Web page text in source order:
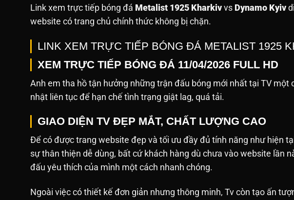
Link xem trực tiếp bóng đá Metalist 1925 Kharkiv vs Dynamo Kyiv
website có trang chủ chính thức không bị chặn.
LINK XEM TRỰC TIẾP BÓNG ĐÁ METALIST 1925
XEM TRỰC TIẾP BÓNG ĐÁ 11/04/2026 FULL HD
Anh em tha hồ tận hưởng những trận đấu bóng mới nhất tại TV
nhật liên tục để hạn chế tình trạng giật lag, quá tải.
GIAO DIỆN TV ĐẸP MẮT, CHẤT LƯỢNG CAO
Để có được trang website đẹp và tối ưu đầy đủ tính năng như hiện
sự thân thiện dễ dùng, bất cứ khách hàng dù chưa vào website lần
đấu yêu thích của mình một cách nhanh chóng.
Ngoài việc có thiết kế đơn giản nhưng thông minh, Tv còn tạo ấn